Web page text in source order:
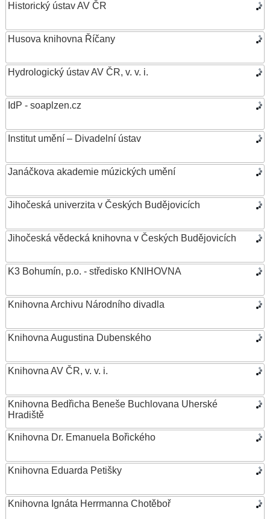
Historický ústav AV ČR
Husova knihovna Říčany
Hydrologický ústav AV ČR, v. v. i.
IdP - soaplzen.cz
Institut umění – Divadelní ústav
Janáčkova akademie múzických umění
Jihočeská univerzita v Českých Budějovicích
Jihočeská vědecká knihovna v Českých Budějovicích
K3 Bohumín, p.o. - středisko KNIHOVNA
Knihovna Archivu Národního divadla
Knihovna Augustina Dubenského
Knihovna AV ČR, v. v. i.
Knihovna Bedřicha Beneše Buchlovana Uherské
Hradiště
Knihovna Dr. Emanuela Bořického
Knihovna Eduarda Petišky
Knihovna Ignáta Herrmanna Chotěboř